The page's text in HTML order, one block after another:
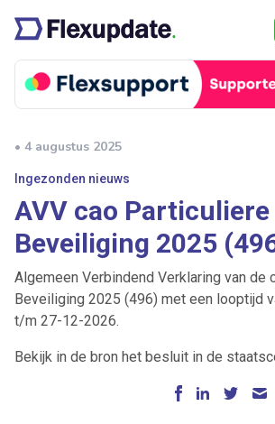
• 4 augustus 2025
Ingezonden nieuws
AVV cao Particuliere
Beveiliging 2025
Algemeen Verbindend Verklaring van de
Beveiliging 2025 (496) met een looptijd
t/m 27-12-2026.
Bekijk in de bron het besluit in de